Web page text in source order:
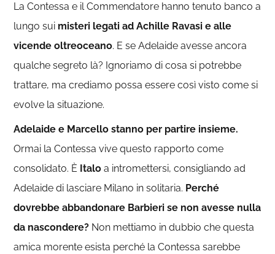
La Contessa e il Commendatore hanno tenuto banco a
lungo sui misteri legati ad Achille Ravasi e alle
vicende oltreoceano. E se Adelaide avesse ancora
qualche segreto là? Ignoriamo di cosa si potrebbe
trattare, ma crediamo possa essere così visto come si
evolve la situazione.
Adelaide e Marcello stanno per partire insieme.
Ormai la Contessa vive questo rapporto come
consolidato. È Italo a intromettersi, consigliando ad
Adelaide di lasciare Milano in solitaria. Perché
dovrebbe abbandonare Barbieri se non avesse nulla
da nascondere? Non mettiamo in dubbio che questa
amica morente esista perché la Contessa sarebbe